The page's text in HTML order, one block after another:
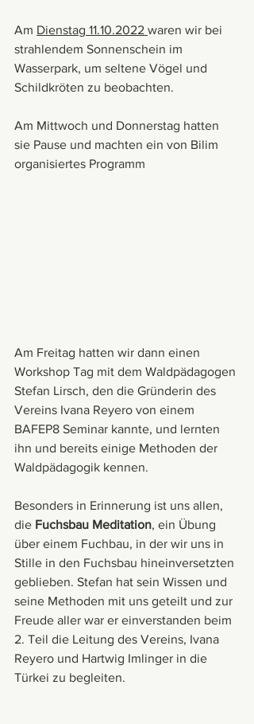
Am Dienstag 11.10.2022 waren wir bei
strahlendem Sonnenschein im
Wasserpark, um seltene Vögel und
Schildkröten zu beobachten.
Am Mittwoch und Donnerstag hatten
sie Pause und machten ein von Bilim
organisiertes Programm
Am Freitag hatten wir dann einen
Workshop Tag mit dem Waldpädagogen
Stefan Lirsch, den die Gründerin des
Vereins Ivana Reyero von einem
BAFEP8 Seminar kannte, und lernten
ihn und bereits einige Methoden der
Waldpädagogik kennen.
Besonders in Erinnerung ist uns allen,
die Fuchsbau Meditation, ein Übung
über einem Fuchbau, in der wir uns in
Stille in den Fuchsbau hineinversetzten
geblieben. Stefan hat sein Wissen und
seine Methoden mit uns geteilt und zur
Freude aller war er einverstanden beim
2. Teil die Leitung des Vereins, Ivana
Reyero und Hartwig Imlinger in die
Türkei zu begleiten.